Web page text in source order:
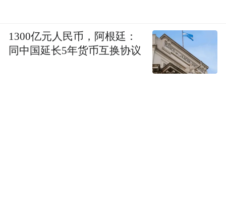
1300亿元人民币，阿根廷：
同中国延长5年货币互换协议